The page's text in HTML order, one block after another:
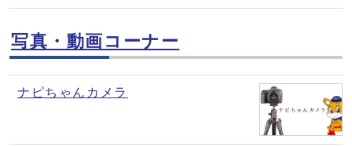
写真・動画コーナー
ナピちゃんカメラ